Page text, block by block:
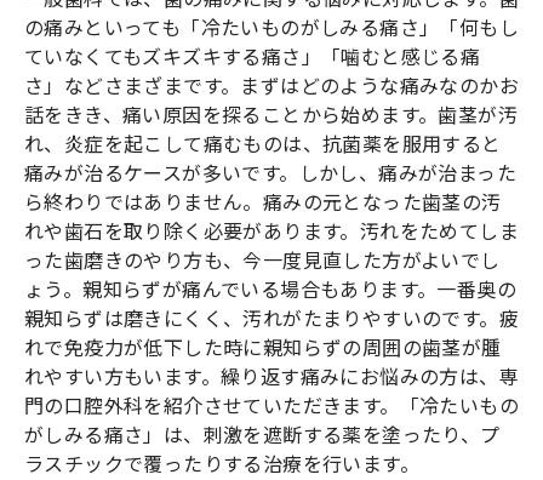
の痛みといっても「冷たいものがしみる痛さ」「何もし
ていなくてもズキズキする痛さ」「噛むと感じる痛
さ」などさまざまです。まずはどのような痛みなのかお
話をきき、痛い原因を探ることから始めます。歯茎が汚
れ、炎症を起こして痛むものは、抗菌薬を服用すると
痛みが治るケースが多いです。しかし、痛みが治まった
ら終わりではありません。痛みの元となった歯茎の汚
れや歯石を取り除く必要があります。汚れをためてしま
った歯磨きのやり方も、今一度見直した方がよいでし
ょう。親知らずが痛んでいる場合もあります。一番奥の
親知らずは磨きにくく、汚れがたまりやすいのです。疲
れで免疫力が低下した時に親知らずの周囲の歯茎が腫
れやすい方もいます。繰り返す痛みにお悩みの方は、専
門の口腔外科を紹介させていただきます。「冷たいもの
がしみる痛さ」は、刺激を遮断する薬を塗ったり、プ
ラスチックで覆ったりする治療を行います。